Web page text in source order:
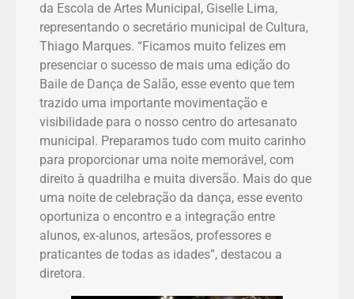
da Escola de Artes Municipal, Giselle Lima,
representando o secretário municipal de Cultura,
Thiago Marques. “Ficamos muito felizes em
presenciar o sucesso de mais uma edição do
Baile de Dança de Salão, esse evento que tem
trazido uma importante movimentação e
visibilidade para o nosso centro do artesanato
municipal. Preparamos tudo com muito carinho
para proporcionar uma noite memorável, com
direito à quadrilha e muita diversão. Mais do que
uma noite de celebração da dança, esse evento
oportuniza o encontro e a integração entre
alunos, ex-alunos, artesãos, professores e
praticantes de todas as idades”, destacou a
diretora.